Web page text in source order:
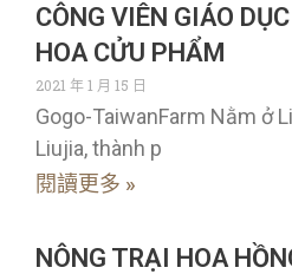
CÔNG VIÊN GIÁO
HOA CỬU PHẨM
2021 年 1 月 15 日
Gogo-TaiwanFarm Nằm ở
Liujia, thành p
閱讀更多 »
NÔNG TRẠI HOA